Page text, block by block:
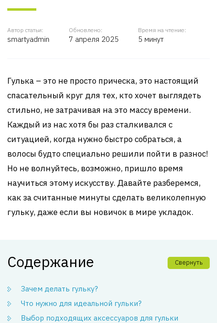
Автор статьи:
smartyadmin
Обновлено:
7 апреля 2025
Время на чтение:
5 минут
Гулька – это не просто прическа, это настоящий
спасательный круг для тех, кто хочет выглядеть
стильно, не затрачивая на это массу времени.
Каждый из нас хотя бы раз сталкивался с
ситуацией, когда нужно быстро собраться, а
волосы будто специально решили пойти в разнос!
Но не волнуйтесь, возможно, пришло время
научиться этому искусству. Давайте разберемся,
как за считанные минуты сделать великолепную
гульку, даже если вы новичок в мире укладок.
Содержание Свернуть
Зачем делать гульку?
Что нужно для идеальной гульки?
Выбор подходящих аксессуаров для гульки